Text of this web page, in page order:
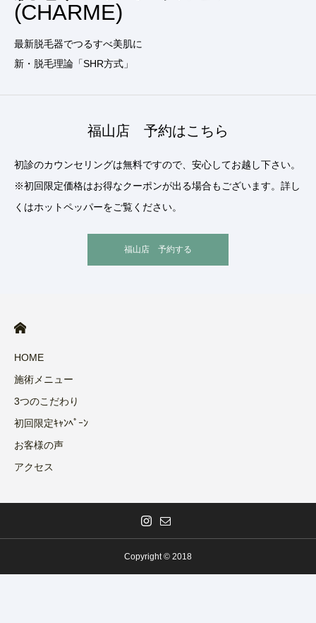
(CHARME)
最新脱毛器でつるすべ美肌に
新・脱毛理論「SHR方式」
福山店 予約はこちら
初診のカウンセリングは無料ですので、安心してお越し下さい。
※初回限定価格はお得なクーポンが出る場合もございます。詳し
くはホットペッパーをご覧ください。
福山店 予約する
HOME
施術メニュー
3つのこだわり
初回限定ｷｬﾝﾍﾟｰﾝ
お客様の声
アクセス
Copyright © 2018